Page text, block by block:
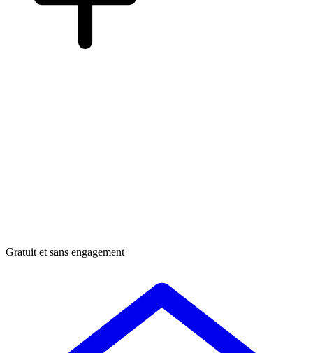
Gratuit et sans engagement